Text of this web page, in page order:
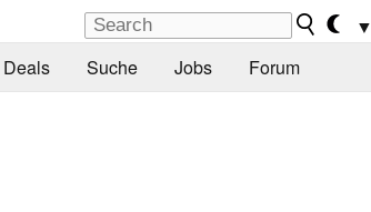
▼
Deals Suche Jobs Forum